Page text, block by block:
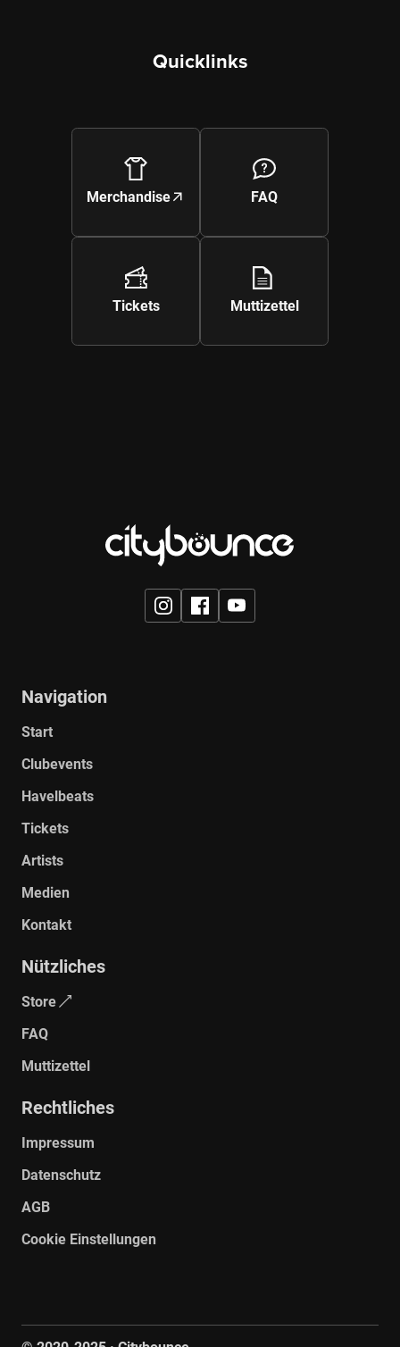
Galerie ansehen
Quicklinks
Merchandise FAQ
Tickets Muttizettel
Navigation
Start
Clubevents
Havelbeats
Tickets
Artists
Medien
Kontakt
Nützliches
Store
FAQ
Muttizettel
Rechtliches
Impressum
Datenschutz
AGB
Cookie Einstellungen